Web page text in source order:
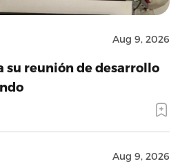
Aug 9, 2026
su reunión de desarrollo
Aug 9, 2026